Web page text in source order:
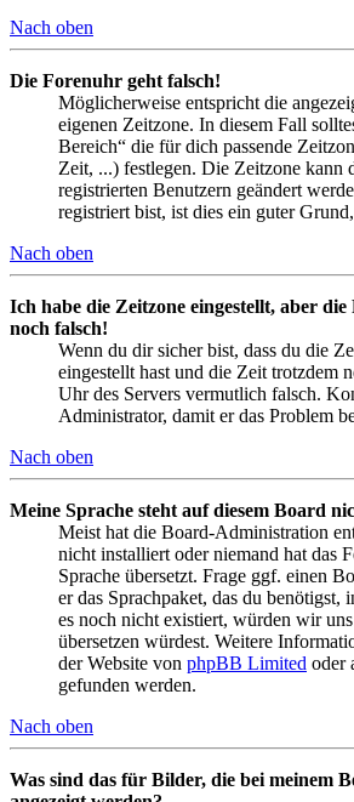
Nach oben
Die Forenuhr geht falsch!
Möglicherweise entspricht die
eigenen Zeitzone. In diesem Fall
Bereich“ die für dich passende
Zeit, ...) festlegen. Die Zeitzone kann
registrierten Benutzern geändert
registriert bist, ist dies ein guter
Nach oben
Ich habe die Zeitzone eingestellt, aber
noch falsch!
Wenn du dir sicher bist, dass du die
eingestellt hast und die Zeit trotzdem
Uhr des Servers vermutlich falsch.
Administrator, damit er das Problem
Nach oben
Meine Sprache steht auf diesem Board
Meist hat die Board-Administration
nicht installiert oder niemand hat das
Sprache übersetzt. Frage ggf. einen
er das Sprachpaket, das du benötigst,
es noch nicht existiert, würden wir
übersetzen würdest. Weitere
der Website von phpBB Limited oder
gefunden werden.
Nach oben
Was sind das für Bilder, die bei meinem